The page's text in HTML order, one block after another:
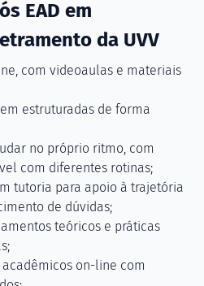
EAD em
da UVV
com videoaulas e materiais
estruturadas de forma
no próprio ritmo, com
com diferentes rotinas;
tutoria para apoio à trajetória
de dúvidas;
teóricos e práticas
on-line com